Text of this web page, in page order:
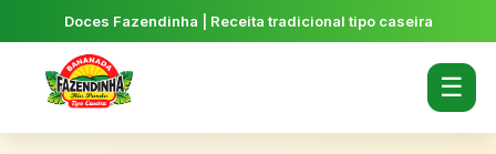
Doces Fazendinha | Receita tradicional tipo caseira
☰